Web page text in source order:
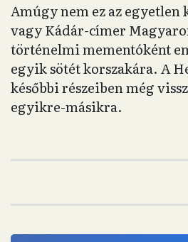
Amúgy nem ez az egyetlen
vagy Kádár-címer
történelmi mementóként
egyik sötét korszakára. A
későbbi részeiben még
egyikre-másikra.